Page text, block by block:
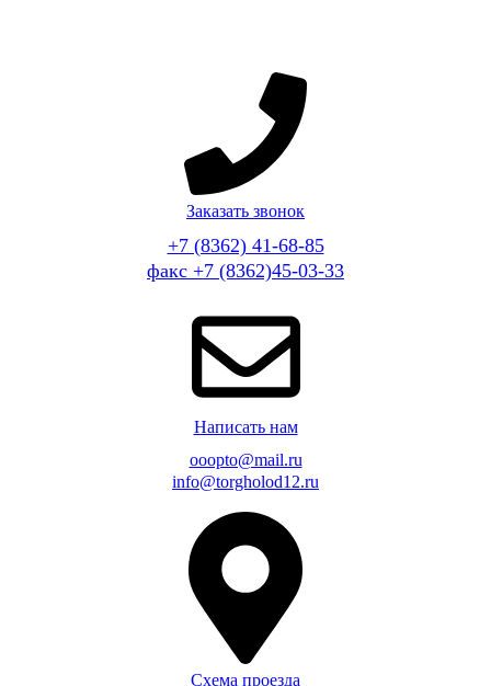
Заказать звонок
+7 (8362) 41-68-85
факс +7 (8362)45-03-33
Написать нам
ooopto@mail.ru
info@torgholod12.ru
Схема проезда